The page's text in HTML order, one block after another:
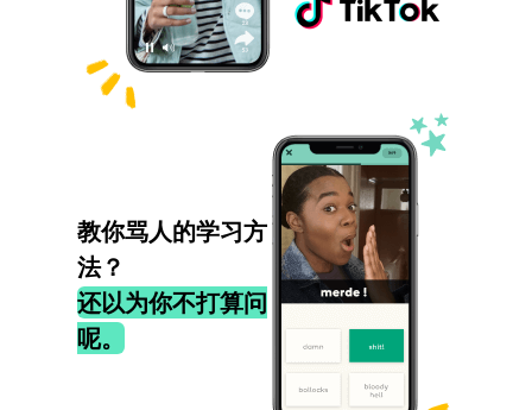
教你骂人的学习方
法？
还以为你不打算问
呢。